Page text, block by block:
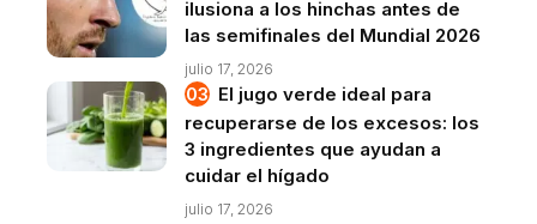
ilusiona a los hinchas antes de
las semifinales del Mundial 2026
julio 17, 2026
El jugo verde ideal para
recuperarse de los excesos: los
3 ingredientes que ayudan a
cuidar el hígado
julio 17, 2026